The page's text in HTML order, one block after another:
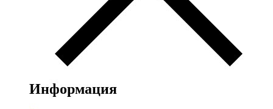
Информация